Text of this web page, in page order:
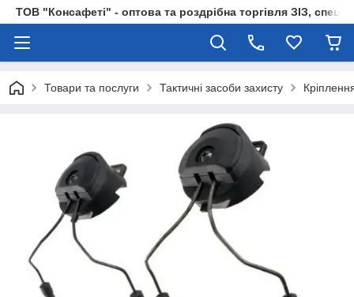
ТОВ "Консафеті" - оптова та роздрібна торгівля ЗІЗ,
Товари та послуги Тактичні засоби захисту